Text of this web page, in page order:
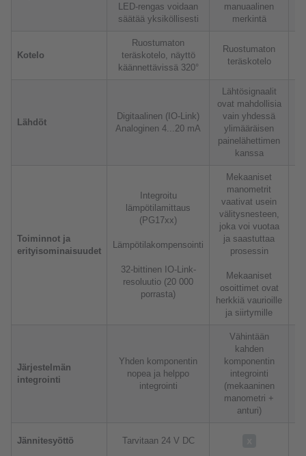
LED-rengas voidaan
säätää yksiköllisesti
manuaalinen
merkintä
Kotelo
Ruostumaton
teräskotelo, näyttö
käännettävissä 320°
Ruostumaton
teräskotelo
Lähdöt
Digitaalinen (IO-Link)
Analoginen 4...20 mA
Lähtösignaalit
ovat mahdollisia
vain yhdessä
ylimääräisen
painelähettimen
kanssa
Toiminnot ja
erityisominaisuudet
Integroitu
lämpötilamittaus
(PG17xx)
Lämpötilakompensointi
32-bittinen IO-Link-
resoluutio (20 000
porrasta)
Mekaaniset
manometrit
vaativat usein
välitysnesteen,
joka voi vuotaa
ja saastuttaa
prosessin
Mekaaniset
osoittimet ovat
herkkiä vaurioille
ja siirtymille
Järjestelmän
integrointi
Yhden komponentin
nopea ja helppo
integrointi
Vähintään
kahden
komponentin
integrointi
(mekaaninen
manometri +
anturi)
Jännitesyöttö Tarvitaan 24 V DC